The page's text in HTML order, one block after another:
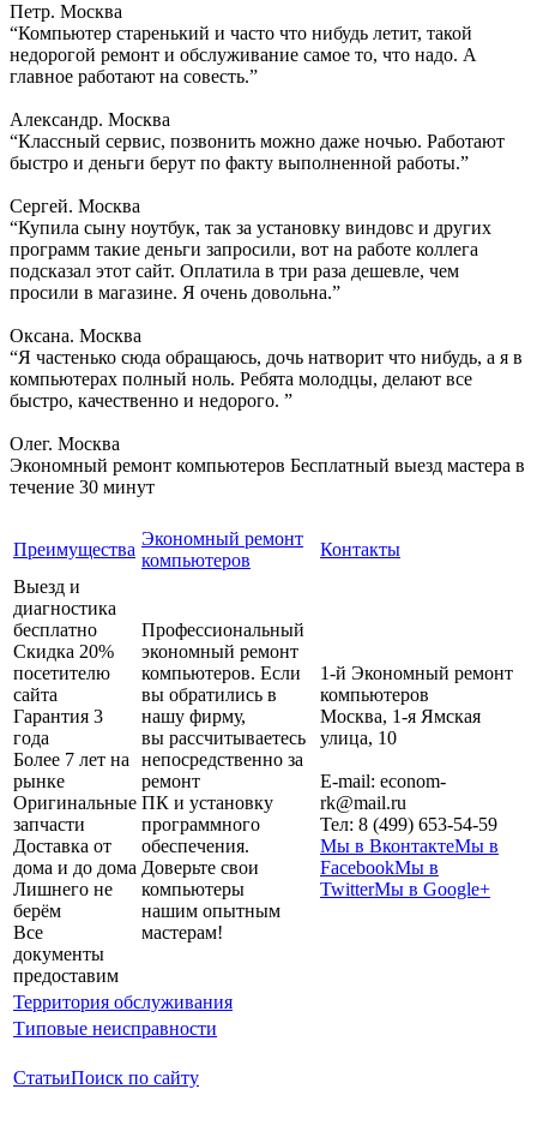
Петр. Москва
“Компьютер старенький и часто что нибудь летит, такой
недорогой ремонт и обслуживание самое то, что надо. А
главное работают на совесть.”
Александр. Москва
“Классный сервис, позвонить можно даже ночью. Работают
быстро и деньги берут по факту выполненной работы.”
Сергей. Москва
“Купила сыну ноутбук, так за установку виндовс и других
программ такие деньги запросили, вот на работе коллега
подсказал этот сайт. Оплатила в три раза дешевле, чем
просили в магазине. Я очень довольна.”
Оксана. Москва
“Я частенько сюда обращаюсь, дочь натворит что нибудь, а я в
компьютерах полный ноль. Ребята молодцы, делают все
быстро, качественно и недорого. ”
Олег. Москва
Экономный ремонт компьютеров Бесплатный выезд мастера в
течение 30 минут
Преимущества
Экономный ремонт
компьютеров
Контакты
Выезд и
диагностика
бесплатно
Скидка 20%
посетителю
сайта
Гарантия 3
года
Более 7 лет на
рынке
Оригинальные
запчасти
Доставка от
дома и до дома
Лишнего не
берём
Все
документы
предоставим
Профессиональный
экономный ремонт
компьютеров. Если
вы обратились в
нашу фирму,
вы рассчитываетесь
непосредственно за
ремонт
ПК и установку
программного
обеспечения.
Доверьте свои
компьютеры
нашим опытным
мастерам!
1-й Экономный ремонт
компьютеров
Москва, 1-я Ямская
улица, 10
E-mail: econom-
rk@mail.ru
Тел: 8 (499) 653-54-59
Мы в ВконтактеМы в
FacebookМы в
TwitterМы в Google+
Территория обслуживания
Типовые неисправности
СтатьиПоиск по сайту